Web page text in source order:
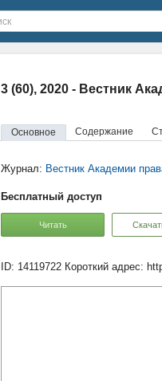
3 (60), 2020 - Вестник
Основное Содержание
Журнал: Вестник Академии
Бесплатный доступ
Читать
ID: 14119722 Короткий адрес: